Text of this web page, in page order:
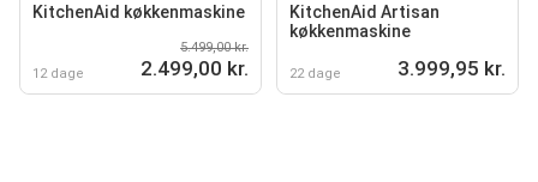
KitchenAid køkkenmaskine
12 dage
5.499,00 kr.
2.499,00 kr.
KitchenAid Artisan
køkkenmaskine
22 dage 3.999,95 kr.